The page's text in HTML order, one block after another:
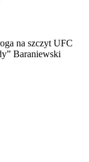
na szczyt UFC
Baraniewski